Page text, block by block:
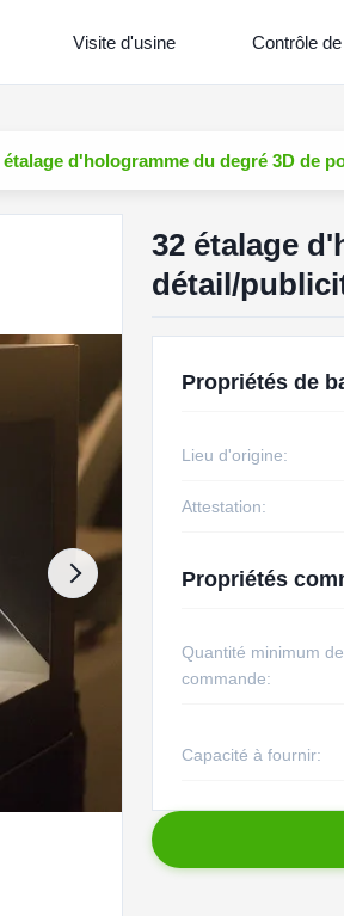
Visite d'usine Contrôle
étalage d'hologramme du degré 3D de
32 étalage
détail/
Propriétés de
Lieu d'origine:
Attestation:
Propriétés
Quantité minimum de
commande:
Capacité à fournir: